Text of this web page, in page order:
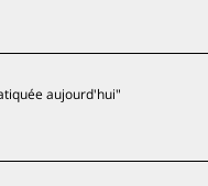
aujourd'hui"